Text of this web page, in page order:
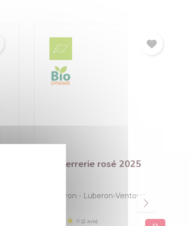
La Verrerie rosé 2025
Luberon-Ventoux